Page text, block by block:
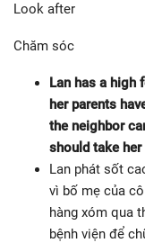
Look after
Chăm sóc
Lan has a high
her parents
the neighbor
should take
Lan phát sốt
vì bố mẹ của
hàng xóm qua
bệnh viện để